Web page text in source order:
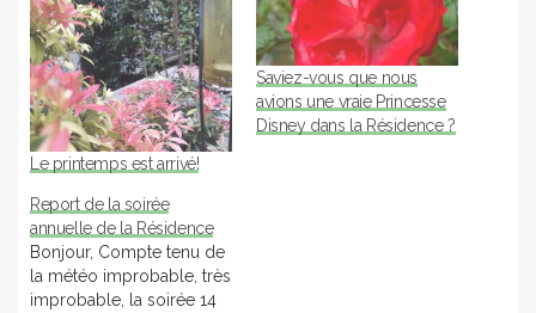
Le printemps est arrivé!
Saviez-vous que nous
avions une vraie Princesse
Disney dans la Résidence ?
Report de la soirée
annuelle de la Résidence
Bonjour, Compte tenu de
la météo improbable, très
improbable, la soirée 14